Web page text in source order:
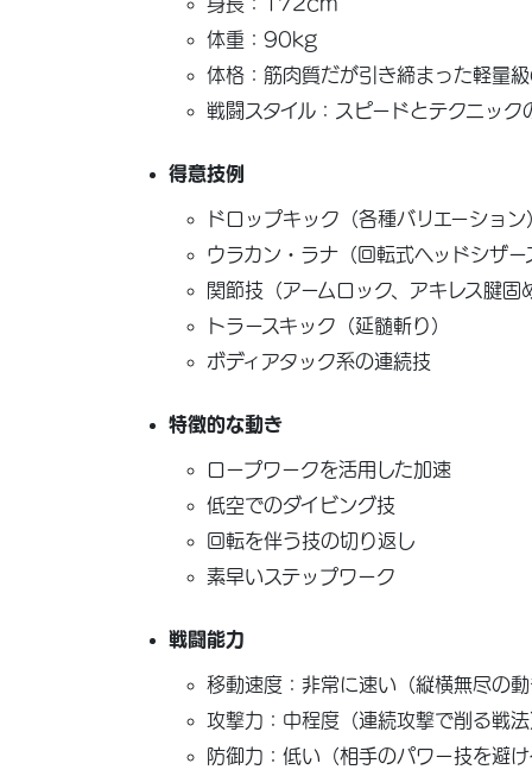
体重：90kg
体格：筋肉質だが引き締まった軽量
戦闘スタイル：スピードとテクニック
得意技例
ドロップキック（各種バリエーション
ウラカン・ラナ（回転式ヘッドシザー
関節技（アームロック、アキレス腱固
トラースキック（延髄斬り）
ボディアタック系の連続技
特徴的な動き
ロープワークを活用した加速
低空でのダイビング技
回転を伴う技の切り返し
素早いステップワーク
戦闘能力
移動速度：非常に速い（縦横無尽の
攻撃力：中程度（連続攻撃で削る戦
防御力：低い（相手のパワー技を避